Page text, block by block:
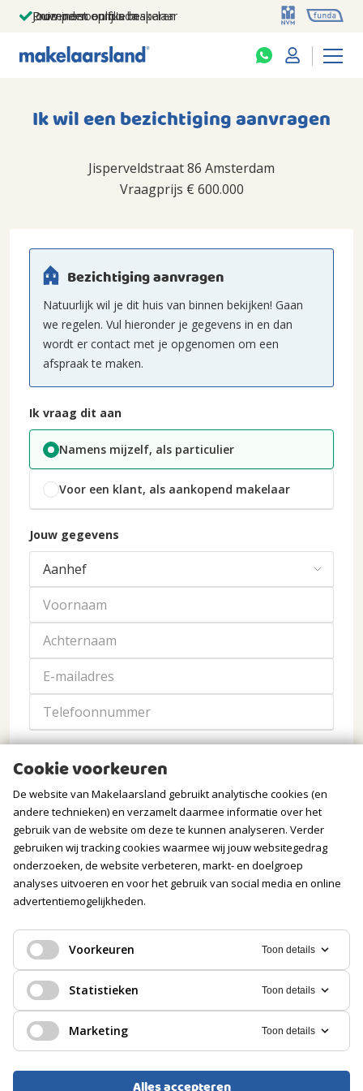
Jouw persoonlijke makelaar
Duizenden euro's besparen
Prominent op funda
Ik wil een bezichtiging aanvragen
Jisperveldstraat 86 Amsterdam
Vraagprijs € 600.000
Bezichtiging aanvragen
Natuurlijk wil je dit huis van binnen bekijken! Gaan
we regelen. Vul hieronder je gegevens in en dan
wordt er contact met je opgenomen om een
afspraak te maken.
Ik vraag dit aan
Namens mijzelf, als particulier
Voor een klant, als aankopend makelaar
Jouw gegevens
Verstuur mijn aanvraag
Wij gaan zorgvuldig om met jouw gegevens. Meer
informatie vind je in onze
Cookie voorkeuren
De website van Makelaarsland gebruikt analytische cookies (en
andere technieken) en verzamelt daarmee informatie over het
gebruik van de website om deze te kunnen analyseren. Verder
gebruiken wij tracking cookies waarmee wij jouw websitegedrag
onderzoeken, de website verbeteren, markt- en doelgroep
analyses uitvoeren en voor het gebruik van social media en online
advertentiemogelijkheden.
Voorkeuren Toon details
Statistieken Toon details
Marketing Toon details